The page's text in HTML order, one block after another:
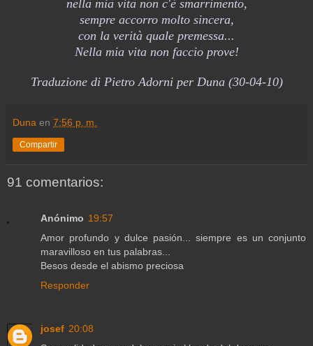
nella mia vita non c'è smarrimento,
sempre accorro molto sincera,
con la verità quale premessa...
Nella mia vita non faccio prove!
Traduzione di Pietro Adorni per Duna (30-04-10)
Duna en 7:56 p. m.
Compartir
91 comentarios:
Anónimo 19:57
Amor profundo y dulce pasión... siempre es un conjunto
maravilloso en tus palabras...
Besos desde el abismo preciosa
Responder
josef 20:08